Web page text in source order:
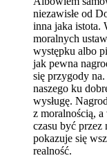
niezawisłe od
inna jaka istota.
moralnych
występku albo
jak pewna
się przygody na.
naszego ku
wysługę.
z moralnością, a
czasu być
pokazuje się
realność.